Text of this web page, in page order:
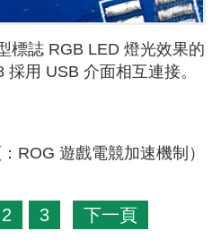
標誌 RGB LED 燈光效果的
用 USB 介面相互連接。
：ROG 遊戲電競加速機制）
2 3 下一頁